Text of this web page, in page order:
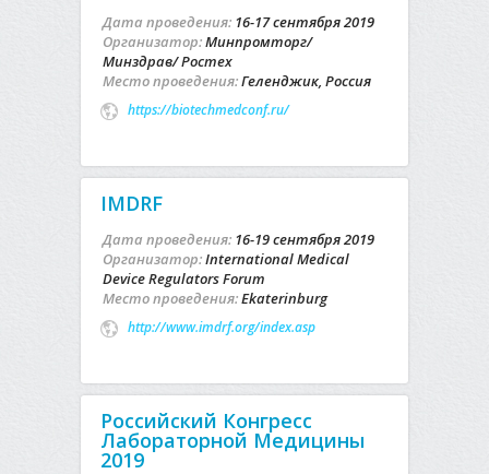
Дата проведения: 16-17 сентября 2019
Организатор:Минпромторг/
Минздрав/ Ростех
Место проведения:Геленджик, Россия
https://biotechmedconf.ru/
IMDRF
Дата проведения: 16-19 сентября 2019
Организатор:International Medical
Device Regulators Forum
Место проведения:Ekaterinburg
http://www.imdrf.org/index.asp
Российский Конгресс
Лабораторной Медицины
2019